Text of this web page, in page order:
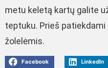
metu keletą kartų galite
teptuku. Prieš
žolelėmis.
Facebook LinkedIn